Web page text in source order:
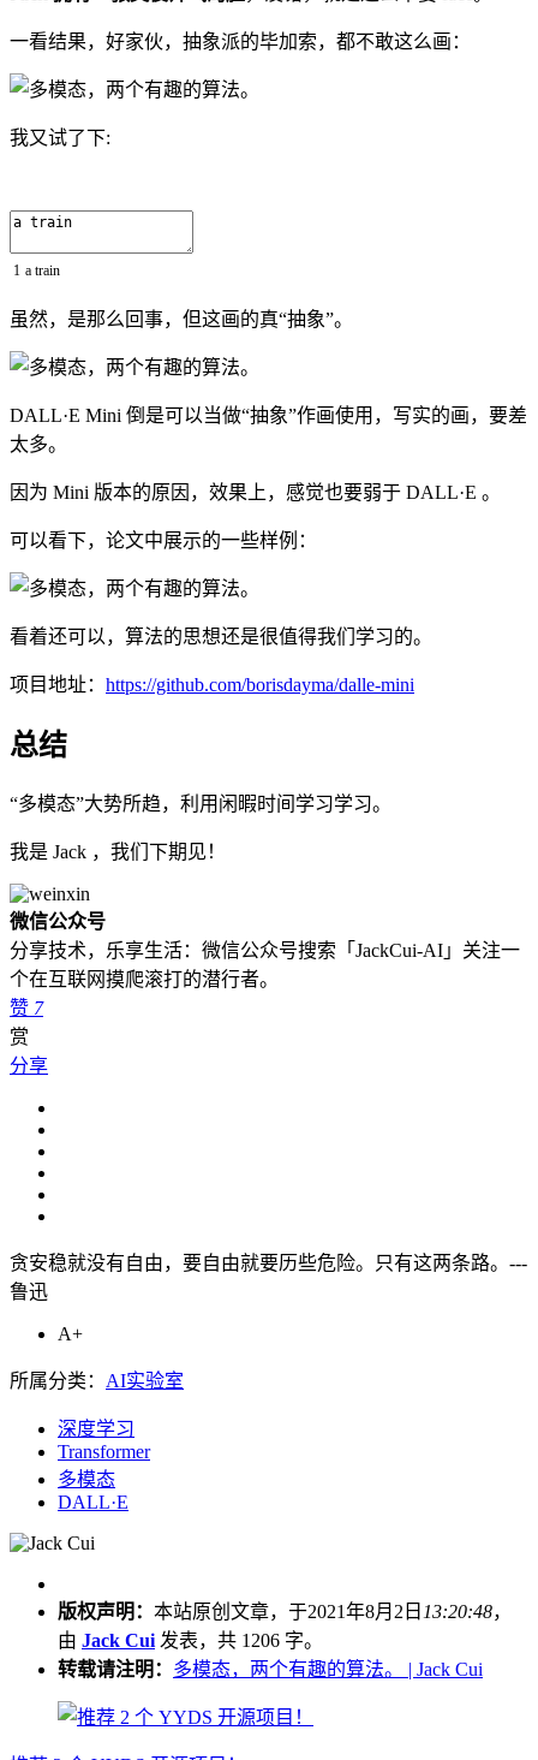
一看结果，好家伙，抽象派的毕加索，都不敢这么画：
我又试了下:
1 a train
虽然，是那么回事，但这画的真“抽象”。
DALL·E Mini 倒是可以当做“抽象”作画使用，写实的画，要差
太多。
因为 Mini 版本的原因，效果上，感觉也要弱于 DALL·E 。
可以看下，论文中展示的一些样例：
看着还可以，算法的思想还是很值得我们学习的。
项目地址： https://github.com/borisdayma/dalle-mini
总结
“多模态”大势所趋，利用闲暇时间学习学习。
我是 Jack ，我们下期见！
微信公众号
分享技术，乐享生活：微信公众号搜索「JackCui-AI」关注一
个在互联网摸爬滚打的潜行者。
赞 7
赏
分享
贪安稳就没有自由，要自由就要历些危险。只有这两条路。---
鲁迅
A+
所属分类： AI实验室
深度学习
Transformer
多模态
DALL·E
版权声明： 本站原创文章，于2021年8月2日 13:20:48，
由 Jack Cui 发表，共 1206 字。
转载请注明： 多模态，两个有趣的算法。 | Jack Cui